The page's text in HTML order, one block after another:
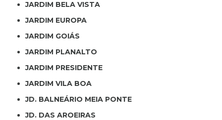
JARDIM BELA VISTA
JARDIM EUROPA
JARDIM GOIÁS
JARDIM PLANALTO
JARDIM PRESIDENTE
JARDIM VILA BOA
JD. BALNEÁRIO MEIA PONTE
JD. DAS AROEIRAS